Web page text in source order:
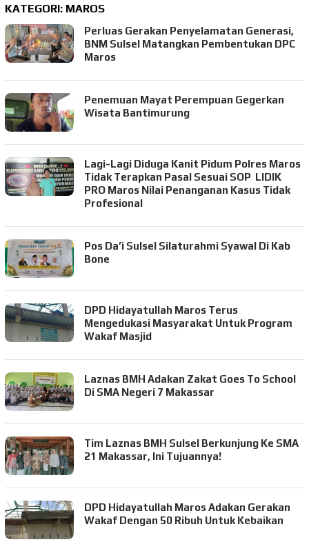
KATEGORI: MAROS
Perluas Gerakan Penyelamatan Generasi,
BNM Sulsel Matangkan Pembentukan DPC
Maros
Penemuan Mayat Perempuan Gegerkan
Wisata Bantimurung
Lagi-Lagi Diduga Kanit Pidum Polres Maros
Tidak Terapkan Pasal Sesuai SOP LIDIK
PRO Maros Nilai Penanganan Kasus Tidak
Profesional
Pos Da’i Sulsel Silaturahmi Syawal Di Kab
Bone
DPD Hidayatullah Maros Terus
Mengedukasi Masyarakat Untuk Program
Wakaf Masjid
Laznas BMH Adakan Zakat Goes To School
Di SMA Negeri 7 Makassar
Tim Laznas BMH Sulsel Berkunjung Ke SMA
21 Makassar, Ini Tujuannya!
DPD Hidayatullah Maros Adakan Gerakan
Wakaf Dengan 50 Ribuh Untuk Kebaikan